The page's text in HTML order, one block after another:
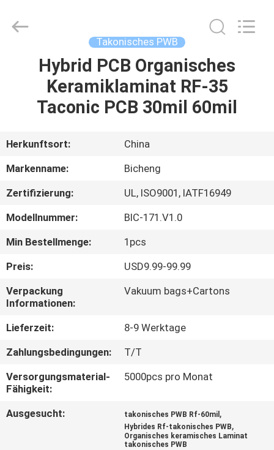
HAUSE
VIDEOS
ÜBER
UNS
WERKSBESICHTIGUNG
QUALITÄTSKONTROLLE
MIT
UNS
NEUIGKEITEN
Takonisches PWB
Hybrid PCB Organisches
Keramiklaminat RF-35
Taconic PCB 30mil 60mil
Herkunftsort:
China
Markenname:
Bicheng
Zertifizierung:
UL, ISO9001, IATF16949
Modellnummer:
BIC-171.V1.0
Min Bestellmenge:
1pcs
Preis:
USD9.99-99.99
Verpackung
Informationen:
Vakuum bags+Cartons
Lieferzeit:
8-9 Werktage
Zahlungsbedingungen:
T/T
Versorgungsmaterial-
Fähigkeit:
5000pcs pro Monat
Ausgesucht: takonisches PWB Rf-60mil ,
Hybrides Rf-takonisches PWB,
Organisches keramisches Laminat
takonisches PWB